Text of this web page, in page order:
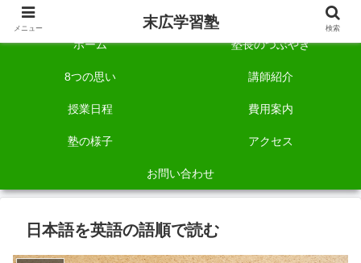
自称「一宮でいちばん塾で勉強させる塾」です。
ホーム 塾長のつぶやき
8つの思い 講師紹介
授業日程 費用案内
塾の様子 アクセス
お問い合わせ
日本語を英語の語順で読む
メニュー 末広学習塾 検索